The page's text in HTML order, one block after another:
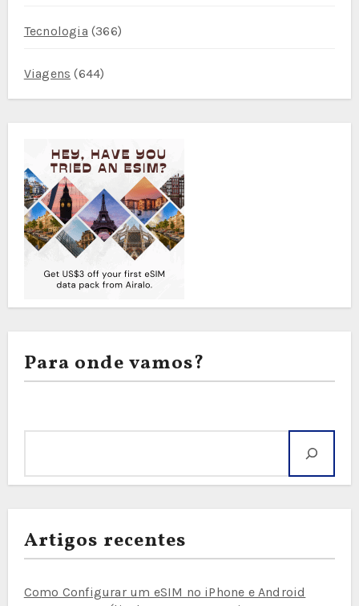
Tecnologia (366)
Viagens (644)
Para onde vamos?
Artigos recentes
Como Configurar um eSIM no iPhone e Android